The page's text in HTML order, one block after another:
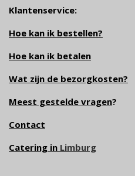
Klantenservice:
Hoe kan ik bestellen?
Hoe kan ik betalen
Wat zijn de bezorgkosten?
Meest gestelde vragen?
Contact
Catering in Limburg